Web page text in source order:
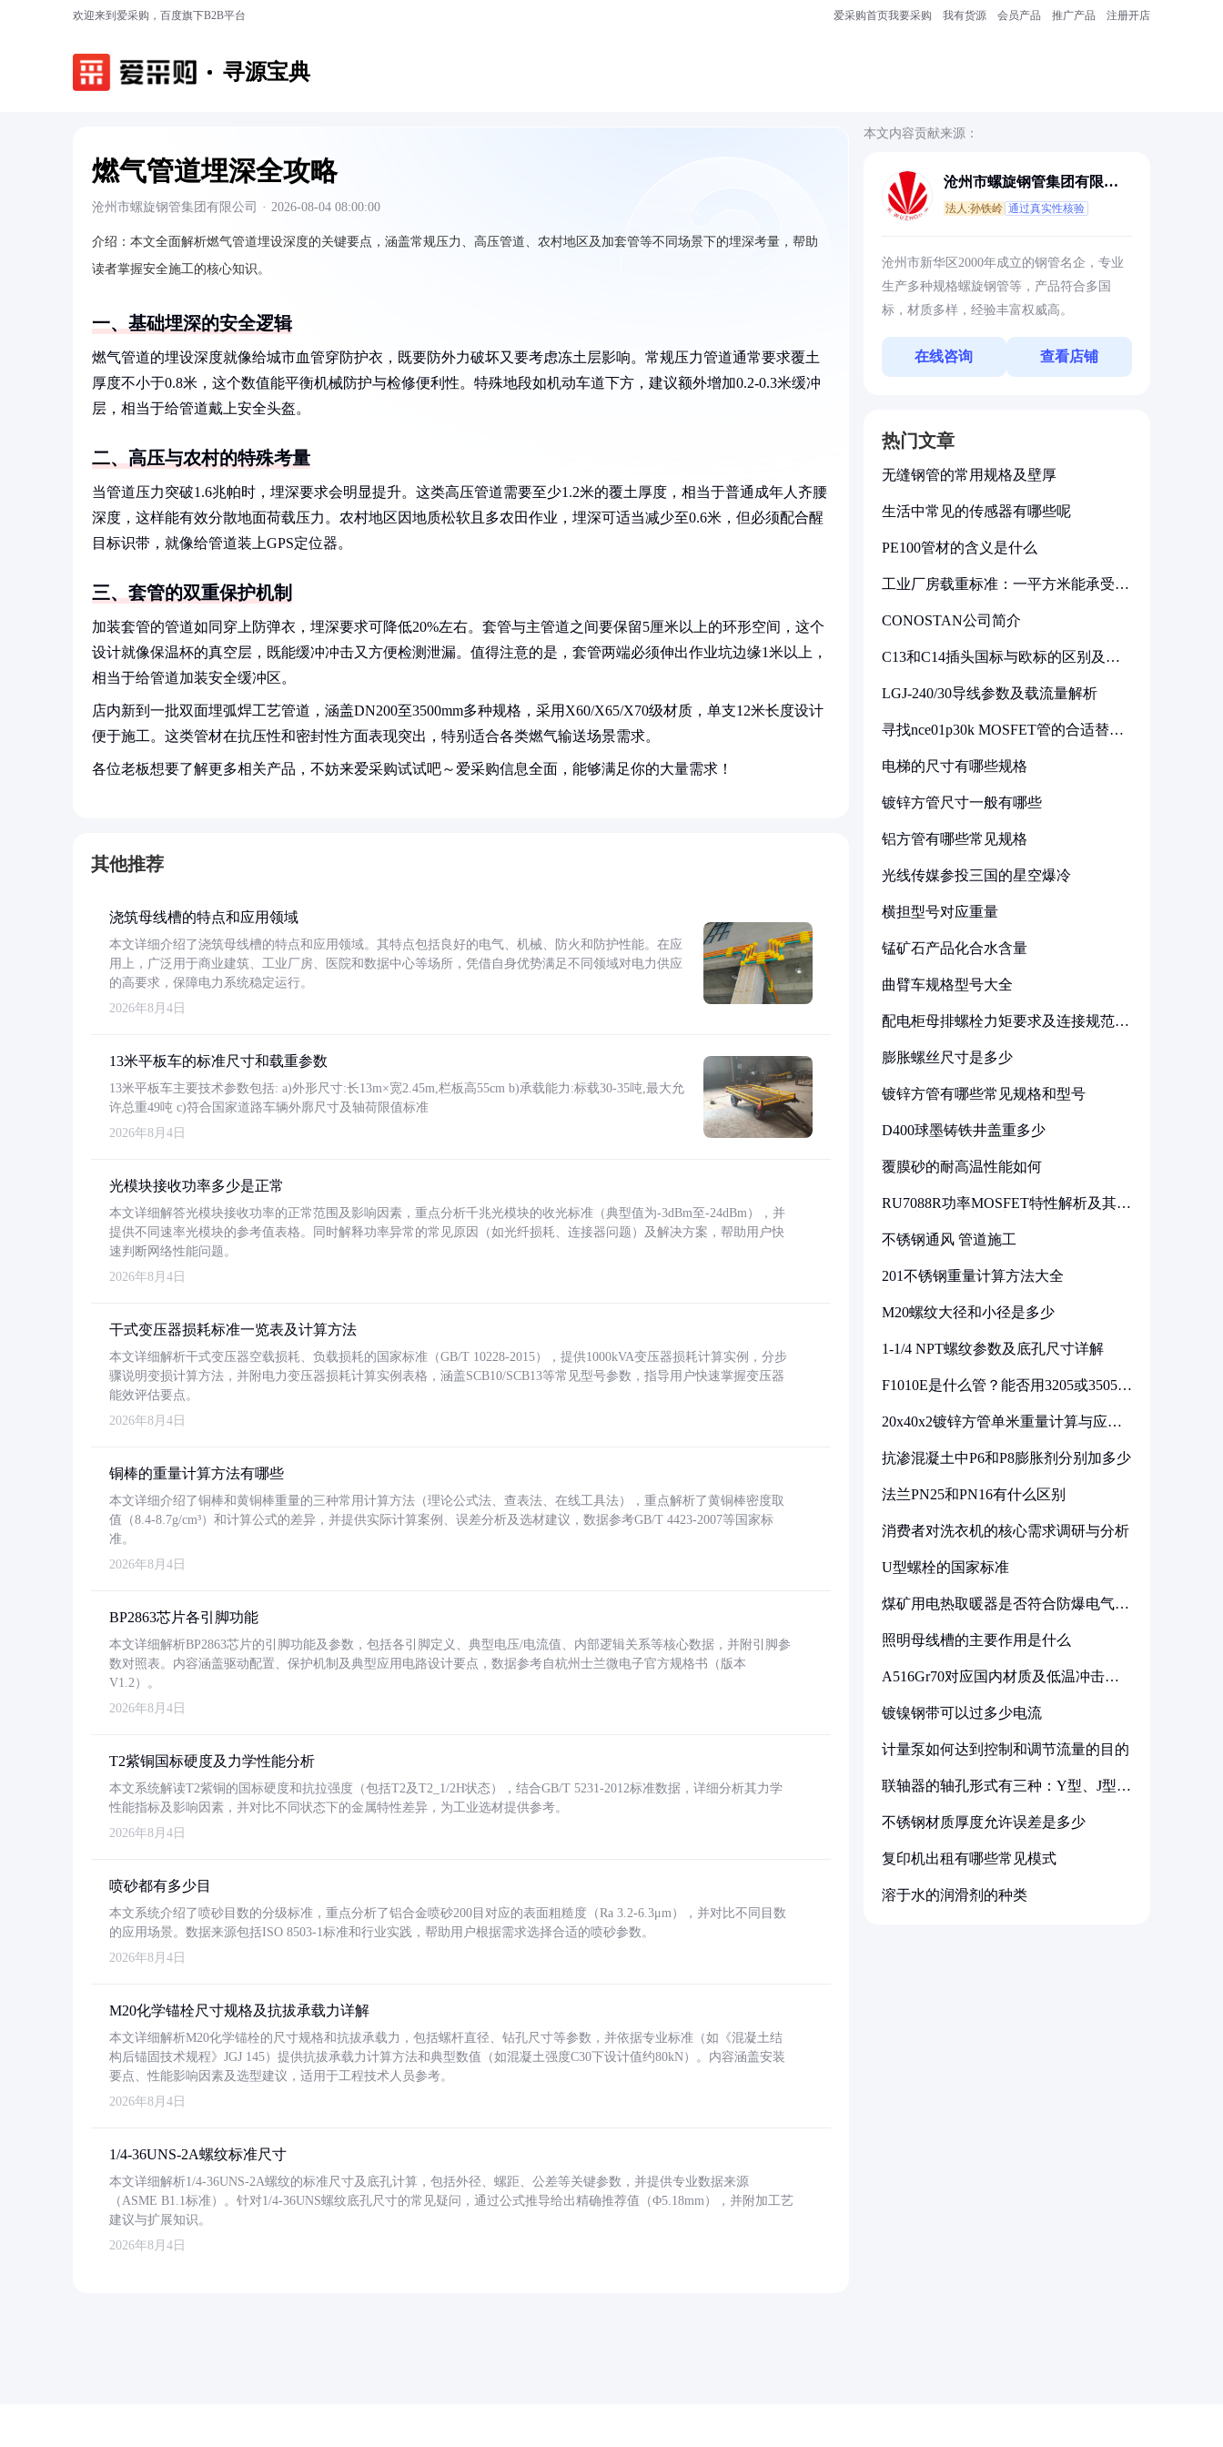
欢迎来到爱采购，百度旗下B2B平台 爱采购首页我要采购 我有货源 会员产品 推广产品 注册开店
寻源宝典
燃气管道埋深全攻略
沧州市螺旋钢管集团有限公司 · 2026-08-04 08:00:00
介绍： 本文全面解析燃气管道埋设深度的关键要点，涵盖常规压力、高压管道、农村地区及加套管等不同场景下的埋深考量，帮助
读者掌握安全施工的核心知识。
一、基础埋深的安全逻辑
燃气管道的埋设深度就像给城市血管穿防护衣，既要防外力破坏又要考虑冻土层影响。常规压力管道通常要求覆土
厚度不小于0.8米，这个数值能平衡机械防护与检修便利性。特殊地段如机动车道下方，建议额外增加0.2-0.3米缓冲
层，相当于给管道戴上安全头盔。
二、高压与农村的特殊考量
当管道压力突破1.6兆帕时，埋深要求会明显提升。这类高压管道需要至少1.2米的覆土厚度，相当于普通成年人齐腰
深度，这样能有效分散地面荷载压力。农村地区因地质松软且多农田作业，埋深可适当减少至0.6米，但必须配合醒
目标识带，就像给管道装上GPS定位器。
三、套管的双重保护机制
加装套管的管道如同穿上防弹衣，埋深要求可降低20%左右。套管与主管道之间要保留5厘米以上的环形空间，这个
设计就像保温杯的真空层，既能缓冲冲击又方便检测泄漏。值得注意的是，套管两端必须伸出作业坑边缘1米以上，
相当于给管道加装安全缓冲区。
店内新到一批双面埋弧焊工艺管道，涵盖DN200至3500mm多种规格，采用X60/X65/X70级材质，单支12米长度设计
便于施工。这类管材在抗压性和密封性方面表现突出，特别适合各类燃气输送场景需求。
各位老板想要了解更多相关产品，不妨来爱采购试试吧～爱采购信息全面，能够满足你的大量需求！
其他推荐
浇筑母线槽的特点和应用领域
本文详细介绍了浇筑母线槽的特点和应用领域。其特点包括良好的电气、机械、防火和防护性能。在应
用上，广泛用于商业建筑、工业厂房、医院和数据中心等场所，凭借自身优势满足不同领域对电力供应
的高要求，保障电力系统稳定运行。
2026年8月4日
13米平板车的标准尺寸和载重参数
13米平板车主要技术参数包括: a)外形尺寸:长13m×宽2.45m,栏板高55cm b)承载能力:标载30-35吨,最大允
许总重49吨 c)符合国家道路车辆外廓尺寸及轴荷限值标准
2026年8月4日
光模块接收功率多少是正常
本文详细解答光模块接收功率的正常范围及影响因素，重点分析千兆光模块的收光标准（典型值为-3dBm至-24dBm），并
提供不同速率光模块的参考值表格。同时解释功率异常的常见原因（如光纤损耗、连接器问题）及解决方案，帮助用户快
速判断网络性能问题。
2026年8月4日
干式变压器损耗标准一览表及计算方法
本文详细解析干式变压器空载损耗、负载损耗的国家标准（GB/T 10228-2015），提供1000kVA变压器损耗计算实例，分步
骤说明变损计算方法，并附电力变压器损耗计算实例表格，涵盖SCB10/SCB13等常见型号参数，指导用户快速掌握变压器
能效评估要点。
2026年8月4日
铜棒的重量计算方法有哪些
本文详细介绍了铜棒和黄铜棒重量的三种常用计算方法（理论公式法、查表法、在线工具法），重点解析了黄铜棒密度取
值（8.4-8.7g/cm³）和计算公式的差异，并提供实际计算案例、误差分析及选材建议，数据参考GB/T 4423-2007等国家标
准。
2026年8月4日
BP2863芯片各引脚功能
本文详细解析BP2863芯片的引脚功能及参数，包括各引脚定义、典型电压/电流值、内部逻辑关系等核心数据，并附引脚参
数对照表。内容涵盖驱动配置、保护机制及典型应用电路设计要点，数据参考自杭州士兰微电子官方规格书（版本
V1.2）。
2026年8月4日
T2紫铜国标硬度及力学性能分析
本文系统解读T2紫铜的国标硬度和抗拉强度（包括T2及T2_1/2H状态），结合GB/T 5231-2012标准数据，详细分析其力学
性能指标及影响因素，并对比不同状态下的金属特性差异，为工业选材提供参考。
2026年8月4日
喷砂都有多少目
本文系统介绍了喷砂目数的分级标准，重点分析了铝合金喷砂200目对应的表面粗糙度（Ra 3.2-6.3μm），并对比不同目数
的应用场景。数据来源包括ISO 8503-1标准和行业实践，帮助用户根据需求选择合适的喷砂参数。
2026年8月4日
M20化学锚栓尺寸规格及抗拔承载力详解
本文详细解析M20化学锚栓的尺寸规格和抗拔承载力，包括螺杆直径、钻孔尺寸等参数，并依据专业标准（如《混凝土结
构后锚固技术规程》JGJ 145）提供抗拔承载力计算方法和典型数值（如混凝土强度C30下设计值约80kN）。内容涵盖安装
要点、性能影响因素及选型建议，适用于工程技术人员参考。
2026年8月4日
1/4-36UNS-2A螺纹标准尺寸
本文详细解析1/4-36UNS-2A螺纹的标准尺寸及底孔计算，包括外径、螺距、公差等关键参数，并提供专业数据来源
（ASME B1.1标准）。针对1/4-36UNS螺纹底孔尺寸的常见疑问，通过公式推导给出精确推荐值（Φ5.18mm），并附加工艺
建议与扩展知识。
2026年8月4日
本文内容贡献来源：
沧州市螺旋钢管集团有限公
法人:孙铁岭 通过真实性核验
沧州市新华区2000年成立的钢管名企，专业
生产多种规格螺旋钢管等，产品符合多国
标，材质多样，经验丰富权威高。
在线咨询 查看店铺
热门文章
无缝钢管的常用规格及壁厚
生活中常见的传感器有哪些呢
PE100管材的含义是什么
工业厂房载重标准：一平方米能承受多
CONOSTAN公司简介
C13和C14插头国标与欧标的区别及其
LGJ-240/30导线参数及载流量解析
寻找nce01p30k MOSFET管的合适替代
电梯的尺寸有哪些规格
镀锌方管尺寸一般有哪些
铝方管有哪些常见规格
光线传媒参投三国的星空爆冷
横担型号对应重量
锰矿石产品化合水含量
曲臂车规格型号大全
配电柜母排螺栓力矩要求及连接规范详
膨胀螺丝尺寸是多少
镀锌方管有哪些常见规格和型号
D400球墨铸铁井盖重多少
覆膜砂的耐高温性能如何
RU7088R功率MOSFET特性解析及其在
不锈钢通风 管道施工
201不锈钢重量计算方法大全
M20螺纹大径和小径是多少
1-1/4 NPT螺纹参数及底孔尺寸详解
F1010E是什么管？能否用3205或3505代
20x40x2镀锌方管单米重量计算与应用
抗渗混凝土中P6和P8膨胀剂分别加多少
法兰PN25和PN16有什么区别
消费者对洗衣机的核心需求调研与分析
U型螺栓的国家标准
煤矿用电热取暖器是否符合防爆电气设
照明母线槽的主要作用是什么
A516Gr70对应国内材质及低温冲击要
镀镍钢带可以过多少电流
计量泵如何达到控制和调节流量的目的
联轴器的轴孔形式有三种：Y型、J型、
不锈钢材质厚度允许误差是多少
复印机出租有哪些常见模式
溶于水的润滑剂的种类